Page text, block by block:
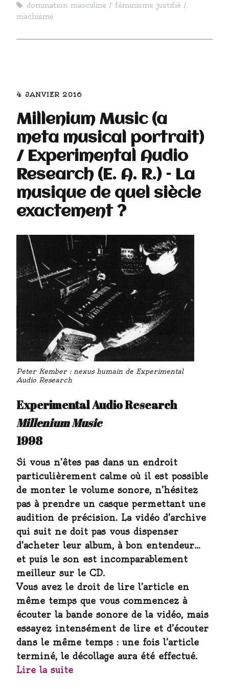
domination masculine
féminisme justifié
machisme
4 JANVIER 2016
Millenium Music (a
meta musical portrait)
/ Experimental Audio
Research (E. A. R.) – La
musique de quel siècle
exactement ?
Peter Kember : nexus humain de Experimental
Audio Research
Experimental Audio Research
Millenium Music
1998
Si vous n’êtes pas dans un endroit
particulièrement calme où il est possible
de monter le volume sonore, n’hésitez
pas à prendre un casque permettant une
audition de précision. La vidéo d’archive
qui suit ne doit pas vous dispenser
d’acheter leur album, à bon entendeur…
et puis le son est incomparablement
meilleur sur le CD.
Vous avez le droit de lire l’article en
même temps que vous commencez à
écouter la bande sonore de la vidéo, mais
essayez intensément de lire et d’écouter
dans le même temps : une fois l’article
terminé, le décollage aura été effectué.
Lire la suite